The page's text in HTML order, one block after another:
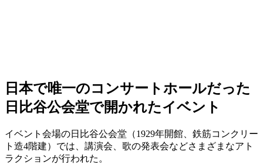
日本で唯一のコンサートホールだった
日比谷公会堂で開かれたイベント
イベント会場の日比谷公会堂（1929年開館、鉄筋コンクリー
ト造4階建）では、講演会、歌の発表会などさまざまなアト
ラクションが行われた。